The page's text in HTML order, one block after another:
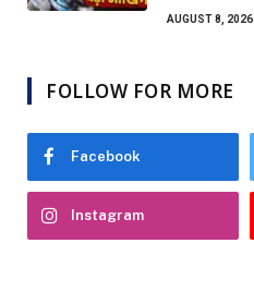
AUGUST 8, 2026
FOLLOW FOR MORE
Facebook
Instagram